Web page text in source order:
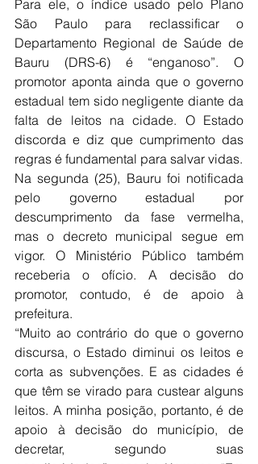
Para ele, o índice usado pelo Plano
São Paulo para reclassificar o
Departamento Regional de Saúde de
Bauru (DRS-6) é “enganoso”. O
promotor aponta ainda que o governo
estadual tem sido negligente diante da
falta de leitos na cidade. O Estado
discorda e diz que cumprimento das
regras é fundamental para salvar vidas.
Na segunda (25), Bauru foi notificada
pelo governo estadual por
descumprimento da fase vermelha,
mas o decreto municipal segue em
vigor. O Ministério Público também
receberia o ofício. A decisão do
promotor, contudo, é de apoio à
prefeitura.
“Muito ao contrário do que o governo
discursa, o Estado diminui os leitos e
corta as subvenções. E as cidades é
que têm se virado para custear alguns
leitos. A minha posição, portanto, é de
apoio à decisão do município, de
decretar, segundo suas